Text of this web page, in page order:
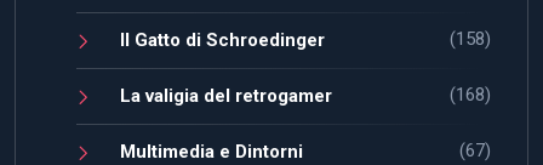
Il Gatto di Schroedinger (158)
La valigia del retrogamer (168)
Multimedia e Dintorni (67)